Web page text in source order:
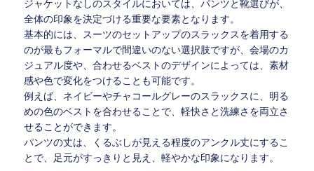
ジャケットなしのスタイルにおいては、パンツと靴選びが、
全体の印象を決定づける重要な要素となります。
基本的には、スーツのセットアップのスラックスを着用する
のが最もフォーマルで間違いのない選択肢ですが、会場のカ
ジュアル度や、合わせるベストのデザインによっては、素材
感や色で変化をつけることも可能です。
例えば、ネイビーやチャコールグレーのスラックスに、明る
めの色のベストを合わせることで、軽快さと洗練さを両立さ
せることができます。
パンツの丈は、くるぶしが見える程度のアンクル丈にするこ
とで、足元がすっきりと見え、軽やかな印象になります。